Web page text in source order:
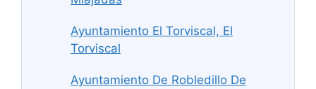
Ayuntamiento El Torviscal, El
Torviscal
Ayuntamiento De Robledillo De